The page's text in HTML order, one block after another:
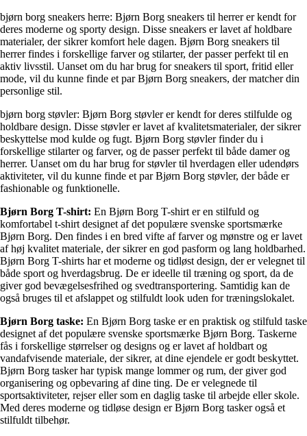
bjørn borg sneakers herre: Bjørn Borg sneakers til herrer er kendt for
deres moderne og sporty design. Disse sneakers er lavet af holdbare
materialer, der sikrer komfort hele dagen. Bjørn Borg sneakers til
herrer findes i forskellige farver og stilarter, der passer perfekt til en
aktiv livsstil. Uanset om du har brug for sneakers til sport, fritid eller
mode, vil du kunne finde et par Bjørn Borg sneakers, der matcher din
personlige stil.
bjørn borg støvler: Bjørn Borg støvler er kendt for deres stilfulde og
holdbare design. Disse støvler er lavet af kvalitetsmaterialer, der sikrer
beskyttelse mod kulde og fugt. Bjørn Borg støvler finder du i
forskellige stilarter og farver, og de passer perfekt til både damer og
herrer. Uanset om du har brug for støvler til hverdagen eller udendørs
aktiviteter, vil du kunne finde et par Bjørn Borg støvler, der både er
fashionable og funktionelle.
Bjørn Borg T-shirt: En Bjørn Borg T-shirt er en stilfuld og
komfortabel t-shirt designet af det populære svenske sportsmærke
Bjørn Borg. Den findes i en bred vifte af farver og mønstre og er lavet
af høj kvalitet materiale, der sikrer en god pasform og lang holdbarhed.
Bjørn Borg T-shirts har et moderne og tidløst design, der er velegnet til
både sport og hverdagsbrug. De er ideelle til træning og sport, da de
giver god bevægelsesfrihed og svedtransportering. Samtidig kan de
også bruges til et afslappet og stilfuldt look uden for træningslokalet.
Bjørn Borg taske: En Bjørn Borg taske er en praktisk og stilfuld taske
designet af det populære svenske sportsmærke Bjørn Borg. Taskerne
fås i forskellige størrelser og designs og er lavet af holdbart og
vandafvisende materiale, der sikrer, at dine ejendele er godt beskyttet.
Bjørn Borg tasker har typisk mange lommer og rum, der giver god
organisering og opbevaring af dine ting. De er velegnede til
sportsaktiviteter, rejser eller som en daglig taske til arbejde eller skole.
Med deres moderne og tidløse design er Bjørn Borg tasker også et
stilfuldt tilbehør.